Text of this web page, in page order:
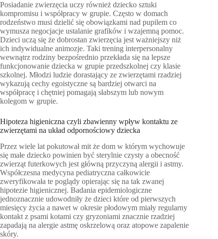
Posiadanie zwierzęcia uczy również dziecko sztuki
kompromisu i współpracy w grupie. Często w domach
rodzeństwo musi dzielić się obowiązkami nad pupilem co
wymusza negocjacje ustalanie grafików i wzajemną pomoc.
Dzieci uczą się że dobrostan zwierzęcia jest ważniejszy niż
ich indywidualne animozje. Taki trening interpersonalny
wewnątrz rodziny bezpośrednio przekłada się na lepsze
funkcjonowanie dziecka w grupie przedszkolnej czy klasie
szkolnej. Młodzi ludzie dorastający ze zwierzętami rzadziej
wykazują cechy egoistyczne są bardziej otwarci na
współpracę i chętniej pomagają słabszym lub nowym
kolegom w grupie.
Hipoteza higieniczna czyli zbawienny wpływ kontaktu ze
zwierzętami na układ odpornościowy dziecka
Przez wiele lat pokutował mit że dom w którym wychowuje
się małe dziecko powinien być sterylnie czysty a obecność
zwierząt futerkowych jest główną przyczyną alergii i astmy.
Współczesna medycyna pediatryczna całkowicie
zweryfikowała te poglądy opierając się na tak zwanej
hipotezie higienicznej. Badania epidemiologiczne
jednoznacznie udowodniły że dzieci które od pierwszych
miesięcy życia a nawet w okresie płodowym miały regularny
kontakt z psami kotami czy gryzoniami znacznie rzadziej
zapadają na alergie astmę oskrzelową oraz atopowe zapalenie
skóry.